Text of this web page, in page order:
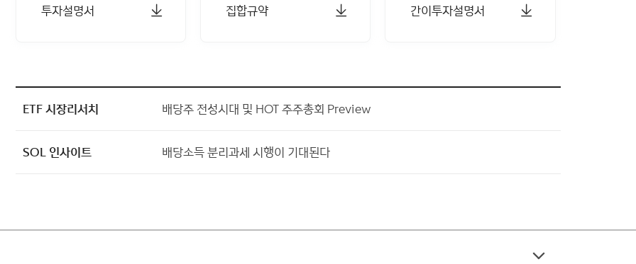
투자설명서 집합규약 간이투자설명서
ETF 시장리서치 배당주 전성시대 및 HOT 주주총회 Preview
SOL 인사이트 배당소득 분리과세 시행이 기대된다